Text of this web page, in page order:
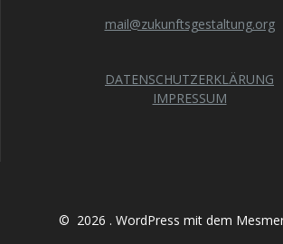
mail@zukunftsgestaltung.org
DATENSCHUTZERKLÄRUNG
IMPRESSUM
© 2026 . WordPress mit dem